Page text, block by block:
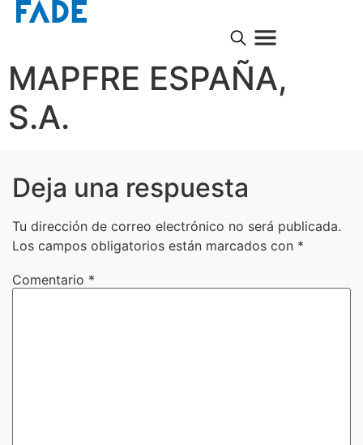
MAPFRE ESPAÑA,
S.A.
Deja una respuesta
Tu dirección de correo electrónico no será publicada.
Los campos obligatorios están marcados con *
Comentario *